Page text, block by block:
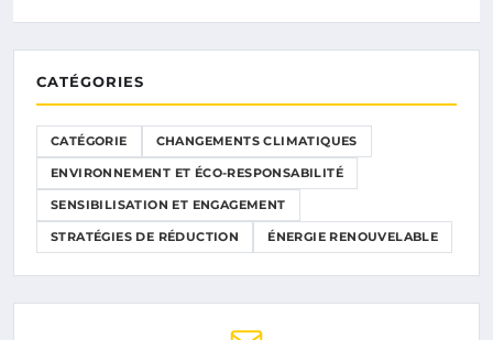
CATÉGORIES
CATÉGORIE CHANGEMENTS CLIMATIQUES
ENVIRONNEMENT ET ÉCO-RESPONSABILITÉ
SENSIBILISATION ET ENGAGEMENT
STRATÉGIES DE RÉDUCTION ÉNERGIE RENOUVELABLE